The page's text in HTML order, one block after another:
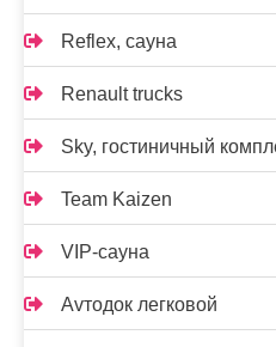
Reflex, сауна
Renault trucks
Sky, гостиничный
Team Kaizen
VIP-сауна
Аvтодок легковой